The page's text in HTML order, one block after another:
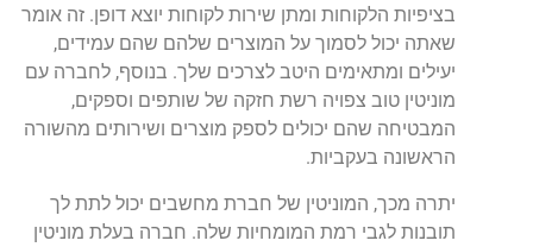
בציפיות הלקוחות ומתן שירות לקוחות יוצא דופן. זה אומר
שאתה יכול לסמוך על המוצרים שלהם שהם עמידים,
יעילים ומתאימים היטב לצרכים שלך. בנוסף, לחברה עם
מוניטין טוב צפויה רשת חזקה של שותפים וספקים,
המבטיחה שהם יכולים לספק מוצרים ושירותים מהשורה
הראשונה בעקביות.
יתרה מכך, המוניטין של חברת מחשבים יכול לתת לך
תובנות לגבי רמת המומחיות שלה. חברה בעלת מוניטין